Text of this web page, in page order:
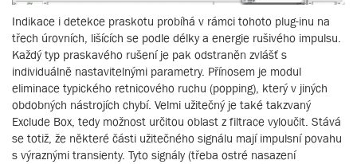
Indikace i detekce praskotu probíhá v rámci tohoto plug-inu na
třech úrovních, lišících se podle délky a energie rušivého impulsu.
Každý typ praskavého rušení je pak odstraněn zvlášť s
individuálně nastavitelnými parametry. Přínosem je modul
eliminace typického retnicového ruchu (popping), který v jiných
obdobných nástrojích chybí. Velmi užitečný je také takzvaný
Exclude Box, tedy možnost určitou oblast z filtrace vyloučit. Stává
se totiž, že některé části užitečného signálu mají impulsní povahu
s výraznými transienty. Tyto signály (třeba ostré nasazení